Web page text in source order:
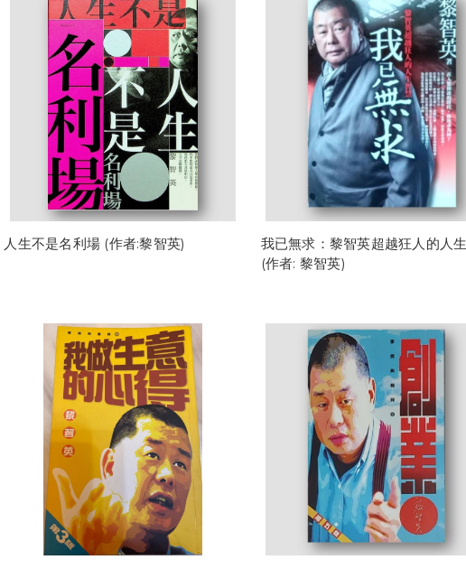
人生不是名利場 (作者:黎智英)
我已無求：黎智英超越狂人的人
(作者: 黎智英)